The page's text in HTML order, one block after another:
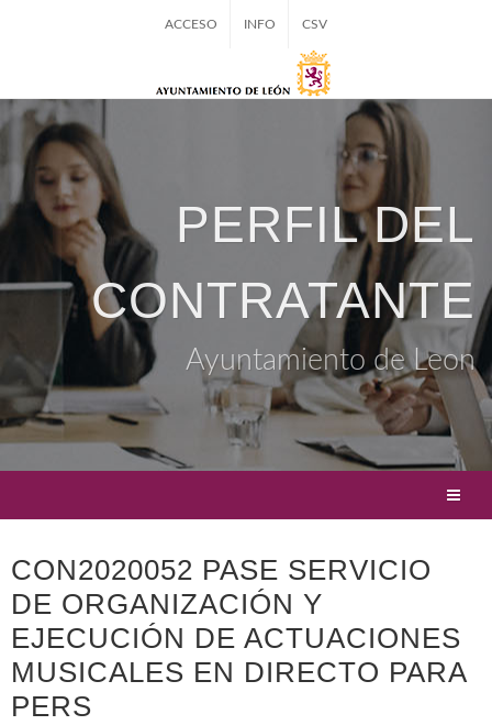
ACCESO INFO CSV
PERFIL DEL
CONTRATANTE
Ayuntamiento de Leon
CON2020052 PASE SERVICIO
DE ORGANIZACIÓN Y
EJECUCIÓN DE ACTUACIONES
MUSICALES EN DIRECTO PARA
PERS